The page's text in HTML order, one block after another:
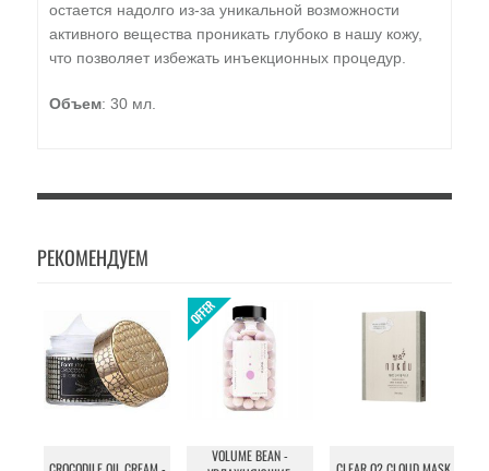
остается надолго из-за уникальной возможности
активного вещества проникать глубоко в нашу кожу,
что позволяет избежать инъекционных процедур.
Объем: 30 мл.
РЕКОМЕНДУЕМ
VOLUME BEAN -